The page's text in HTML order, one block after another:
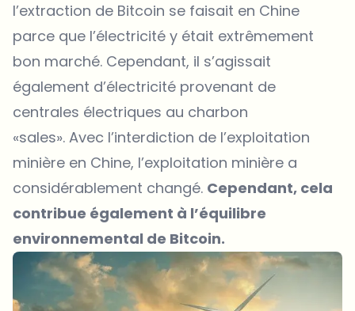
l’extraction de Bitcoin se faisait en Chine
parce que l’électricité y était extrêmement
bon marché. Cependant, il s’agissait
également d’électricité provenant de
centrales électriques au charbon
«sales». Avec l’interdiction de l’exploitation
minière en Chine, l’exploitation minière a
considérablement changé. Cependant, cela
contribue également à l’équilibre
environnemental de Bitcoin.